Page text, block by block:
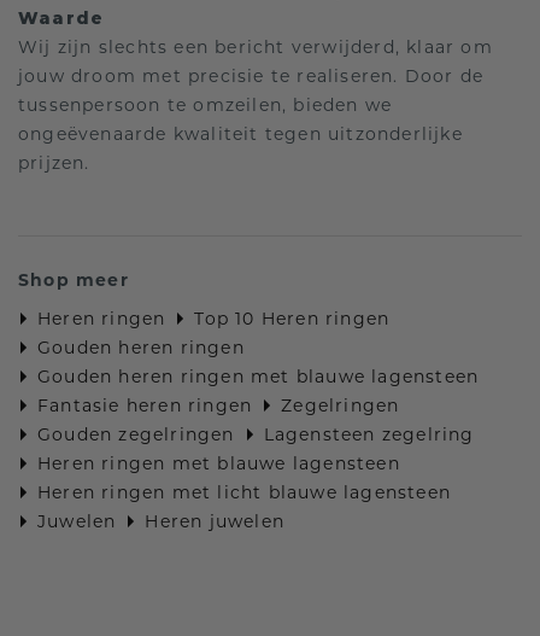
Waarde
Wij zijn slechts een bericht verwijderd, klaar om
jouw droom met precisie te realiseren. Door de
tussenpersoon te omzeilen, bieden we
ongeëvenaarde kwaliteit tegen uitzonderlijke
prijzen.
Shop meer
Heren ringen
Top 10 Heren ringen
Gouden heren ringen
Gouden heren ringen met blauwe lagensteen
Fantasie heren ringen
Zegelringen
Gouden zegelringen
Lagensteen zegelring
Heren ringen met blauwe lagensteen
Heren ringen met licht blauwe lagensteen
Juwelen
Heren juwelen